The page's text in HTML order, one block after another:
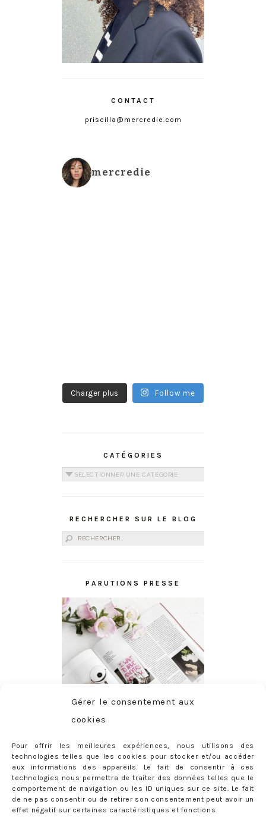
Gérer le consentement aux
cookies
Pour offrir les meilleures expériences, nous utilisons des
technologies telles que les cookies pour stocker et/ou accéder
aux informations des appareils. Le fait de consentir à ces
technologies nous permettra de traiter des données telles que le
comportement de navigation ou les ID uniques sur ce site. Le fait
de ne pas consentir ou de retirer son consentement peut avoir un
effet négatif sur certaines caractéristiques et fonctions.
CONTACT
priscilla@mercredie.com
mercredie
Charger plus Follow me
CATÉGORIES
Catégories
RECHERCHER SUR LE BLOG
Rechercher :
PARUTIONS PRESSE
ABONNEMENT